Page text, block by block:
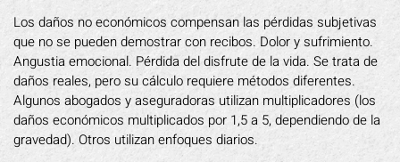
Los daños no económicos compensan las pérdidas subjetivas
que no se pueden demostrar con recibos. Dolor y sufrimiento.
Angustia emocional. Pérdida del disfrute de la vida. Se trata de
daños reales, pero su cálculo requiere métodos diferentes.
Algunos abogados y aseguradoras utilizan multiplicadores (los
daños económicos multiplicados por 1,5 a 5, dependiendo de la
gravedad). Otros utilizan enfoques diarios.